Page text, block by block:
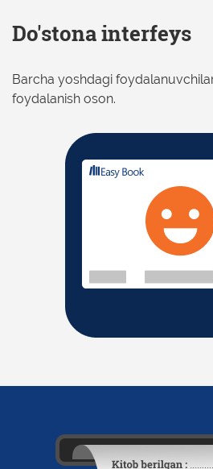
Do'stona interfeys
Barcha yoshdagi
foydalanish oson.